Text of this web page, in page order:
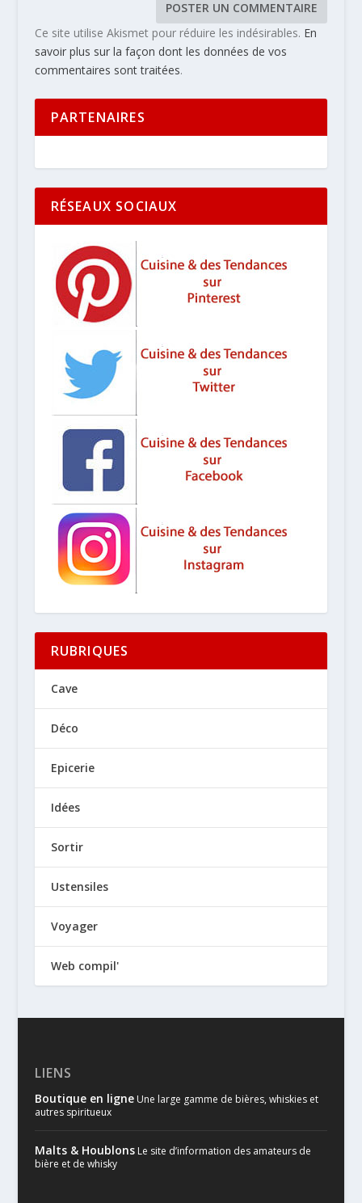
Ce site utilise Akismet pour réduire les indésirables. En
savoir plus sur la façon dont les données de vos
commentaires sont traitées.
PARTENAIRES
RÉSEAUX SOCIAUX
RUBRIQUES
Cave
Déco
Epicerie
Idées
Sortir
Ustensiles
Voyager
Web compil'
LIENS
Boutique en ligneUne large gamme de bières, whiskies et
autres spiritueux
Malts & HoublonsLe site d’information des amateurs de
bière et de whisky